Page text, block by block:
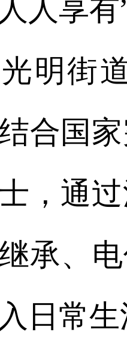
人享
街道
合国
，通
承、
日常